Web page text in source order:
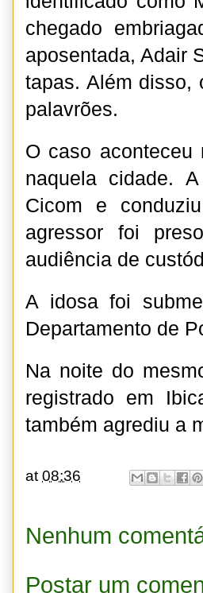
chegado
aposentada, Adair
tapas. Além disso,
palavrões.
O caso aconteceu
naquela cidade.
Cicom e
agressor foi
audiência de
A idosa foi
Departamento de
Na noite do
registrado em
também agrediu a
at08:36
Nenhum
Postar um